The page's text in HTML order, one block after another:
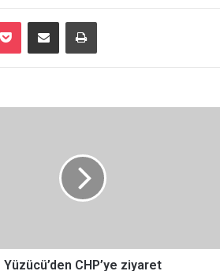
Yüzücü’den CHP’ye ziyaret